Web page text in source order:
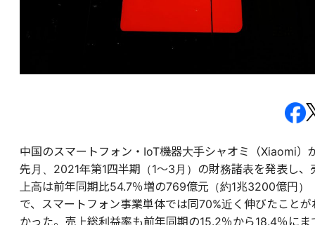
中国のスマートフォン・IoT機器大手シャオミ（Xiaomi）
先月、2021年第1四半期（1〜3月）の財務諸表を発表し、
上高は前年同期比54.7％増の769億元（約1兆3200億円）
で、スマートフォン事業単体では同70%近く伸びたことが
かった。売上総利益率も前年同期の15.2％から18.4％にま